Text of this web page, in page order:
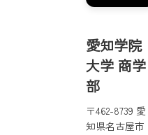
愛知学院
大学 商学
部
〒462-8739 愛
知県名古屋市